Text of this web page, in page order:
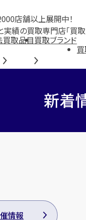
店舗以上展開中！
実績の買取専門店「買取
買取品目買取ブランド
新着
情報